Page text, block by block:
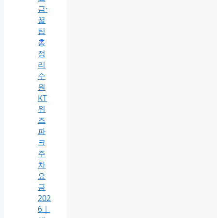
금·
꿀
팁
총
정
리
수
원
KT
위
즈
파
크
주
차
요
금
202
6｜